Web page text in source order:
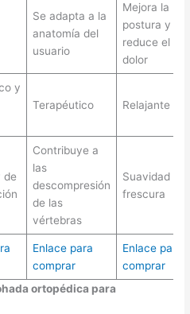
Se adapta a la
anatomía del
usuario
Mejora la
postura y
reduce el
dolor
y
Terapéutico Relajante
de
Contribuye a
las
descompresión
de las
vértebras
Suavidad y
frescura
Enlace para
comprar
Enlace para
comprar
ortopédica para